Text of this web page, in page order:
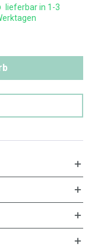
lieferbar in 1-3